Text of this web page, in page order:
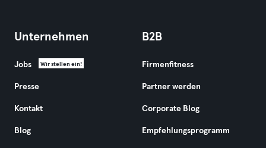
Unternehmen
Jobs Wir stellen ein!
Presse
Kontakt
Blog
B2B
Firmenfitness
Partner werden
Corporate Blog
Empfehlungsprogramm